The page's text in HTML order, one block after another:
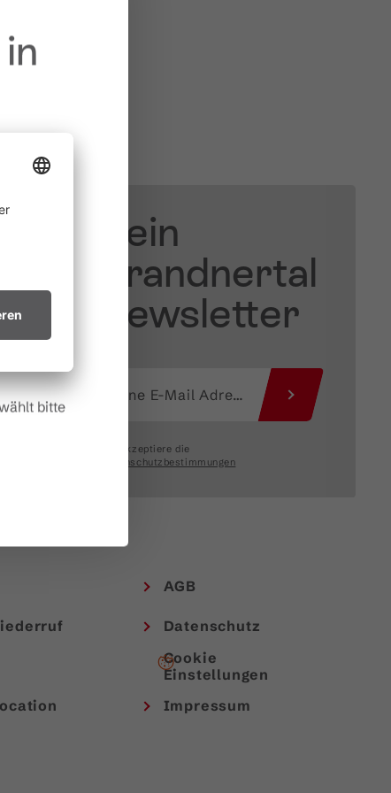
Dein
Brandnertal
Newsletter
Ich akzeptiere die
Datenschutzbestimmungen
AGB
Datenschutz
Cookie
Einstellungen
Impressum
bitte